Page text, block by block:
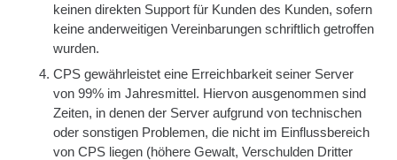
keinen direkten Support für Kunden des Kunden, sofern
keine anderweitigen Vereinbarungen schriftlich getroffen
wurden.
CPS gewährleistet eine Erreichbarkeit seiner Server
von 99% im Jahresmittel. Hiervon ausgenommen sind
Zeiten, in denen der Server aufgrund von technischen
oder sonstigen Problemen, die nicht im Einflussbereich
von CPS liegen (höhere Gewalt, Verschulden Dritter